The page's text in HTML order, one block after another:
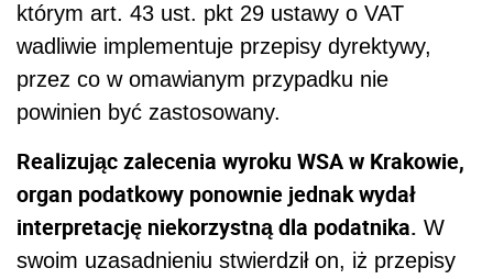
którym art. 43 ust. pkt 29 ustawy o VAT
wadliwie implementuje przepisy dyrektywy,
przez co w omawianym przypadku nie
powinien być zastosowany.
Realizując zalecenia wyroku WSA w Krakowie,
organ podatkowy ponownie jednak wydał
interpretację niekorzystną dla podatnika. W
swoim uzasadnieniu stwierdził on, iż przepisy